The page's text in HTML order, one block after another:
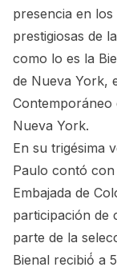
presencia en
prestigiosas de
como lo es la
de Nueva York,
Contemporáneo
Nueva York.
En su trigésima
Paulo contó con
Embajada de
participación de
parte de la
Bienal recibió́ a